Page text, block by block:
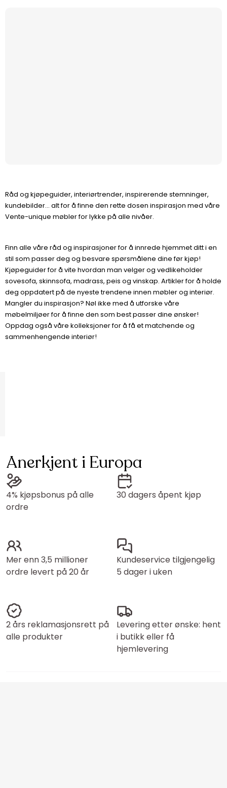
Råd og kjøpeguider, interiørtrender, inspirerende stemninger,
kundebilder... alt for å finne den rette dosen inspirasjon med våre
Vente-unique møbler for lykke på alle nivåer.
Finn alle våre råd og inspirasjoner for å innrede hjemmet ditt i en
stil som passer deg og besvare spørsmålene dine før kjøp!
Kjøpeguider for å vite hvordan man velger og vedlikeholder
sovesofa, skinnsofa, madrass, peis og vinskap. Artikler for å holde
deg oppdatert på de nyeste trendene innen møbler og interiør.
Mangler du inspirasjon? Nøl ikke med å utforske våre
møbelmiljøer for å finne den som best passer dine ønsker!
Oppdag også våre kolleksjoner for å få et matchende og
sammenhengende interiør!
Anerkjent i Europa
4% kjøpsbonus på alle
ordre
30 dagers åpent kjøp
Mer enn 3,5 millioner
ordre levert på 20 år
Kundeservice tilgjengelig
5 dager i uken
2 års reklamasjonsrett på
alle produkter
Levering etter ønske: hent
i butikk eller få
hjemlevering